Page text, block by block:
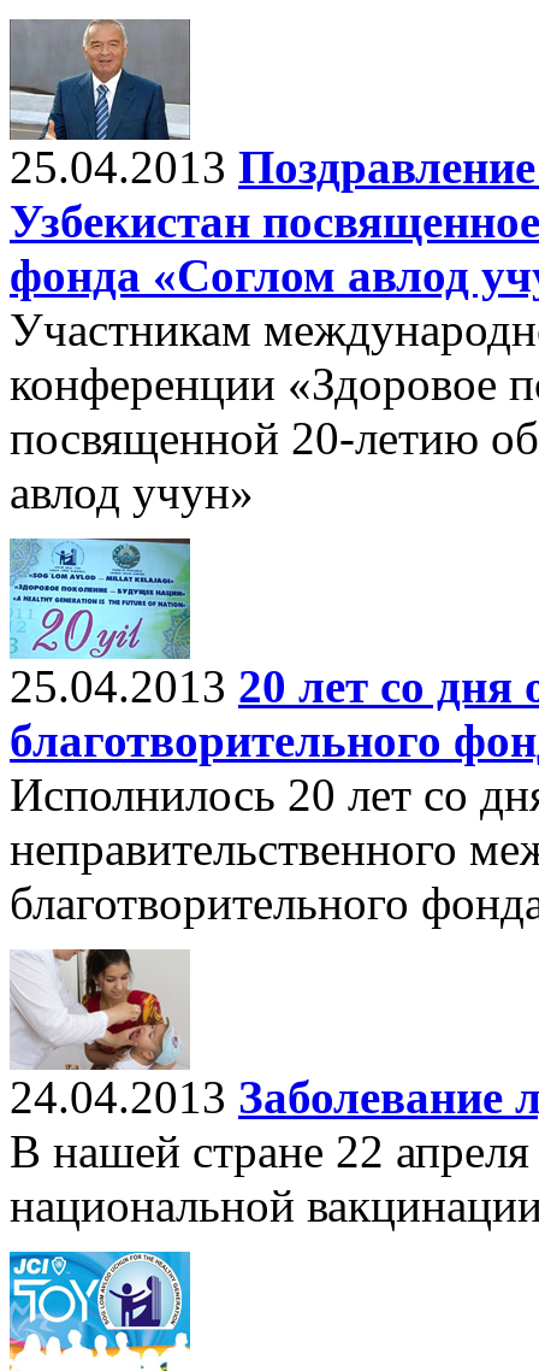
25.04.2013
Узбекистан
фонда «Соглом авлод
Участникам
конференции «Здоровое
посвященной 20-летию
авлод учун»
25.04.2013 20 лет со дня
благотворительного
Исполнилось 20 лет со
неправительственного
благотворительного
24.04.2013 Заболевание
В нашей стране 22
национальной